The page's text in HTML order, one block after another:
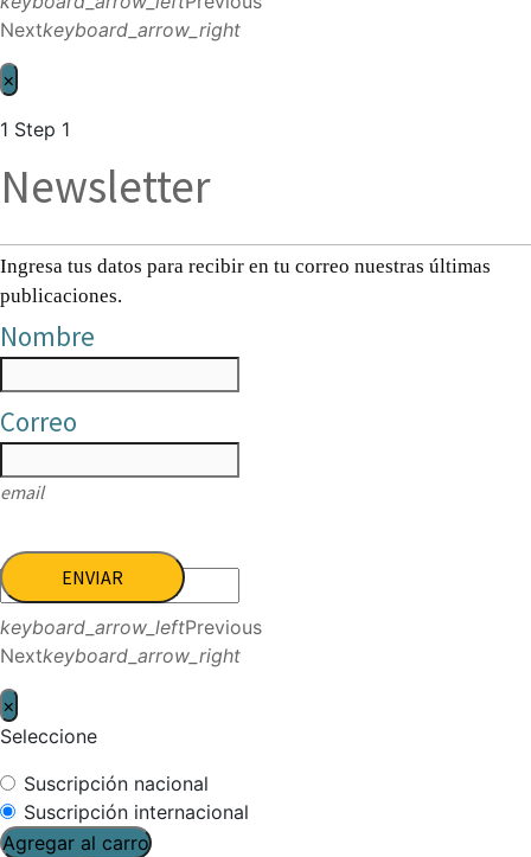
Nextkeyboard_arrow_right
×
1 Step 1
Newsletter
Ingresa tus datos para recibir en tu correo nuestras últimas
publicaciones.
Nombre
Correo
email
ENVIAR
keyboard_arrow_leftPrevious
Nextkeyboard_arrow_right
×
Seleccione
Suscripción nacional
Suscripción internacional
Agregar al carro